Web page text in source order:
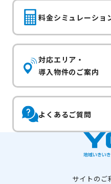
料金シミュレーショ
対応エリア・
導入物件のご案内
よくあるご質問
サイトのご